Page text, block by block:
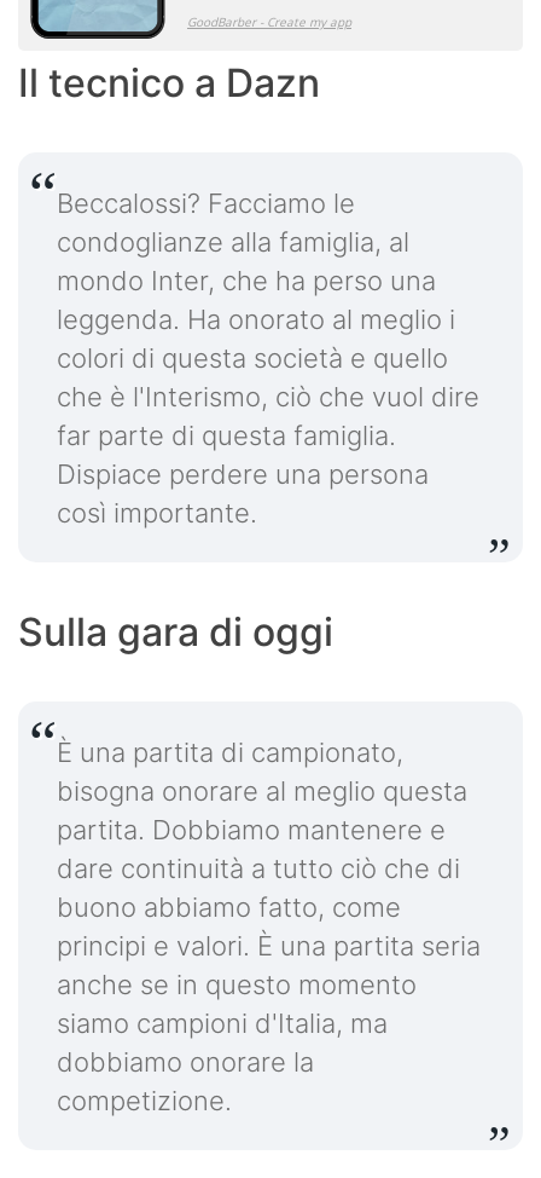
Il tecnico a Dazn
Beccalossi? Facciamo le
condoglianze alla famiglia, al
mondo Inter, che ha perso una
leggenda. Ha onorato al meglio i
colori di questa società e quello
che è l'Interismo, ciò che vuol dire
far parte di questa famiglia.
Dispiace perdere una persona
così importante.
Sulla gara di oggi
È una partita di campionato,
bisogna onorare al meglio questa
partita. Dobbiamo mantenere e
dare continuità a tutto ciò che di
buono abbiamo fatto, come
principi e valori. È una partita seria
anche se in questo momento
siamo campioni d'Italia, ma
dobbiamo onorare la
competizione.